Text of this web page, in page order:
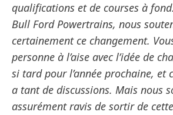
qualifications et de courses à
Bull Ford Powertrains, nous
certainement ce changement.
personne à l’aise avec l’idée de
si tard pour l’année prochaine, et
a tant de discussions. Mais nous
assurément ravis de sortir de